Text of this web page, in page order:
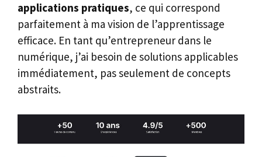
applications pratiques, ce qui correspond
parfaitement à ma vision de l’apprentissage
efficace. En tant qu’entrepreneur dans le
numérique, j’ai besoin de solutions applicables
immédiatement, pas seulement de concepts
abstraits.